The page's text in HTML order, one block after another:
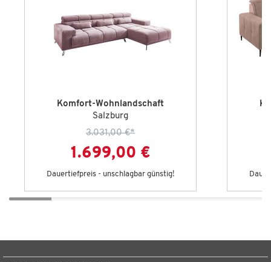
Komfort-Wohnlandschaft
Salzburg
3.031,00 €*
1.699,00 €
Dauertiefpreis - unschlagbar günstig!